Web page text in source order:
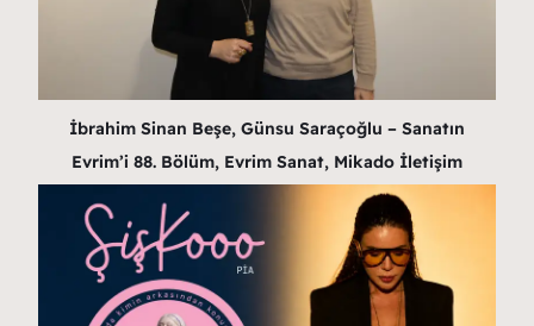
İbrahim Sinan Beşe, Günsu Saraçoğlu – Sanatın
Evrim’i 88. Bölüm, Evrim Sanat, Mikado İletişim